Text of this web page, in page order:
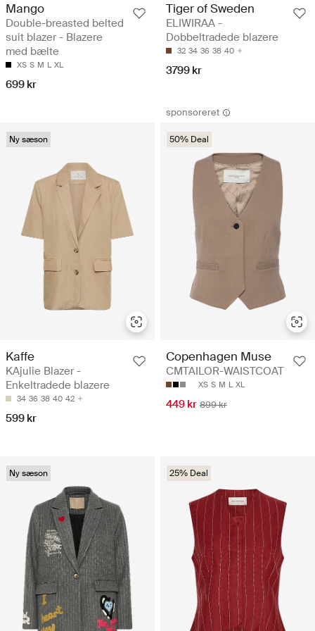
Mango
Double-breasted belted
suit blazer - Blazere
med bælte
XS S M L XL
699 kr
Tiger of Sweden
ELIWIRAA -
Dobbeltradede blazere
32 34 36 38 40
3799 kr
Ny sæson
Kaffe
KAjulie Blazer -
Enkeltradede blazere
34 36 38 40 42
599 kr
sponsoreret
50% Deal
Copenhagen Muse
CMTAILOR-WAISTCOAT
XS S M L XL
449 kr 899 kr
Ny sæson 25% Deal